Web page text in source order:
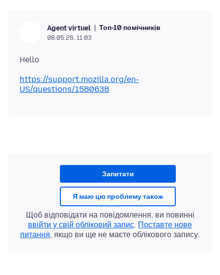
Agent virtuel Топ-10 помічників
08.05.26, 11:03
https://support.mozilla.org/en-
US/questions/1580638
Запитати
Я маю цю проблему також
Щоб відповідати на повідомлення, ви повинні
ввійти у свій обліковий запис. Поставте нове
питання, якщо ви ще не маєте облікового запису.